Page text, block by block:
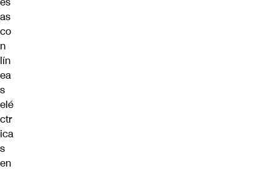
as
co
n
lín
ea
s
elé
ctr
ica
s
en